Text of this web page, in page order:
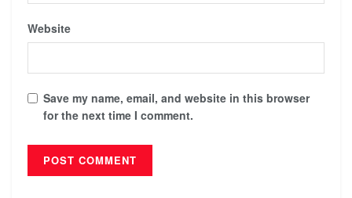
Website
Save my name, email, and website in this browser
for the next time I comment.